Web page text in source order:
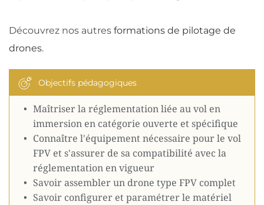
Découvrez nos autres formations de pilotage de
drones.
Objectifs pédagogiques
Maîtriser la réglementation liée au vol en
immersion en catégorie ouverte et spécifique
Connaître l'équipement nécessaire pour le vol
FPV et s'assurer de sa compatibilité avec la
réglementation en vigueur
Savoir assembler un drone type FPV complet
Savoir configurer et paramétrer le matériel